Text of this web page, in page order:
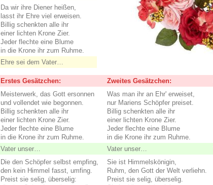
Da wir ihre Diener heißen,
lasst ihr Ehre viel erweisen.
Billig schenkten alle ihr
einer lichten Krone Zier.
Jeder flechte eine Blume
in die Krone ihr zum Ruhme.
Ehre sei dem Vater…
Erstes Gesätzchen: Zweites Gesätzchen:
Meisterwerk, das Gott ersonnen
und vollendet wie begonnen.
Billig schenkten alle ihr
einer lichten Krone Zier.
Jeder flechte eine Blume
in die Krone ihr zum Ruhme.
Was man ihr an Ehr' erweiset,
nur Mariens Schöpfer preiset.
Billig schenkten alle ihr
einer lichten Krone Zier.
Jeder flechte eine Blume
in die Krone ihr zum Ruhme.
Vater unser…
Vater unser…
Die den Schöpfer selbst empfing,
den kein Himmel fasst, umfing.
Preist sie selig, überselig:
Sie ist Himmelskönigin,
Ruhm, den Gott der Welt verliehn.
Preist sie selig, überselig.